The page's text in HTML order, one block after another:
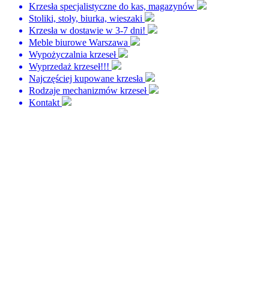
Krzesła specjalistyczne do kas, magazynów
Stoliki, stoły, biurka, wieszaki
Krzesła w dostawie w 3-7 dni!
Meble biurowe Warszawa
Wypożyczalnia krzeseł
Wyprzedaż krzeseł!!!
Najczęściej kupowane krzesła
Rodzaje mechanizmów krzeseł
Kontakt